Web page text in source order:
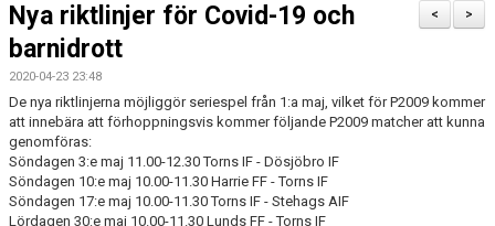
TRUPPEN
BILDGALLERI
DOKUMENT
KONTAKT
>
<
Nya riktlinjer för Covid-19 och
barnidrott
2020-04-23 23:48
De nya riktlinjerna möjliggör seriespel från 1:a maj, vilket för P2009 kommer
att innebära att förhoppningsvis kommer följande P2009 matcher att kunna
genomföras:
Söndagen 3:e maj 11.00-12.30 Torns IF - Dösjöbro IF
Söndagen 10:e maj 10.00-11.30 Harrie FF - Torns IF
Söndagen 17:e maj 10.00-11.30 Torns IF - Stehags AIF
Lördagen 30:e maj 10.00-11.30 Lunds FF - Torns IF